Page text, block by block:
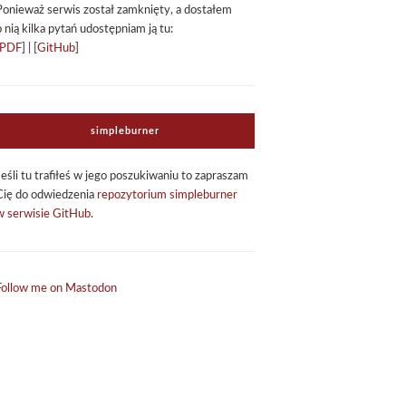
ser­wis został zamknięty, a dosta­łem
nią kilka pytań udo­stęp­niam ją tu:
PDF ] | [GitHub
sim­ple­bur­ner
tu tra­fi­łeś w jego poszu­ki­wa­niu to zapra­szam
do odwie­dze­nia repo­zy­to­rium sim­ple­bur­ner
ser­wi­sie GitHub.
me on Mastodon